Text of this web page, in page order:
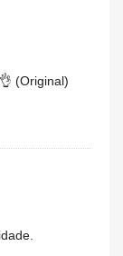
(Original)